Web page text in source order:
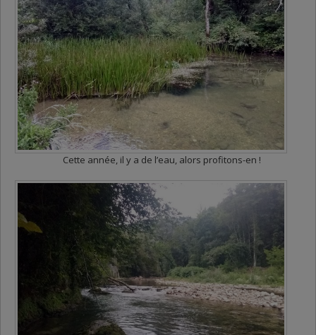
Cette année, il y a de l’eau, alors profitons-en !